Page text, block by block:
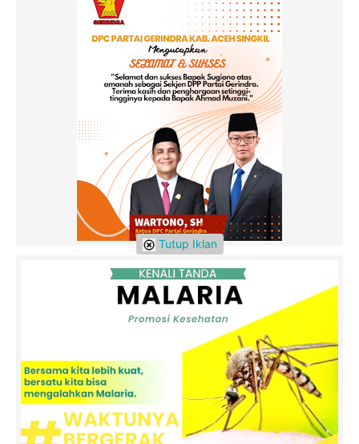
Tutup Iklan